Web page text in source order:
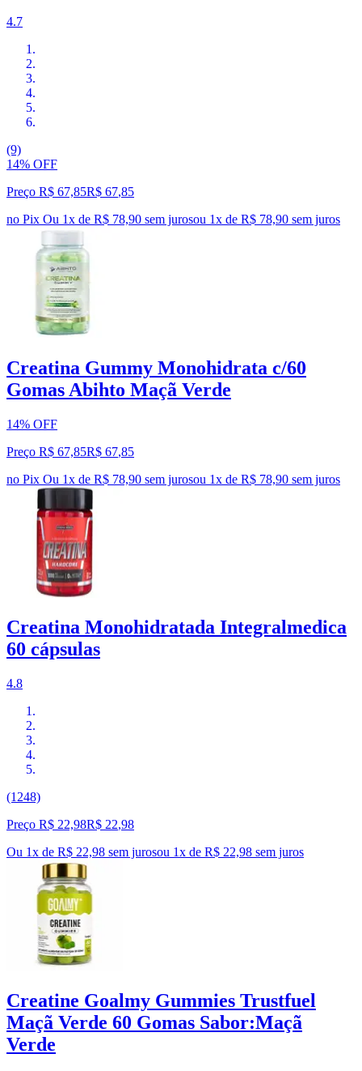
4.7
(9)
14% OFF
Preço R$ 67,85R$ 67,85
no Pix Ou 1x de R$ 78,90 sem jurosou 1x de R$ 78,90 sem juros
Creatina Gummy Monohidrata c/60
Gomas Abihto Maçã Verde
14% OFF
Preço R$ 67,85R$ 67,85
no Pix Ou 1x de R$ 78,90 sem jurosou 1x de R$ 78,90 sem juros
Creatina Monohidratada Integralmedica
60 cápsulas
4.8
(1248)
Preço R$ 22,98R$ 22,98
Ou 1x de R$ 22,98 sem jurosou 1x de R$ 22,98 sem juros
Creatine Goalmy Gummies Trustfuel
Maçã Verde 60 Gomas Sabor:Maçã
Verde